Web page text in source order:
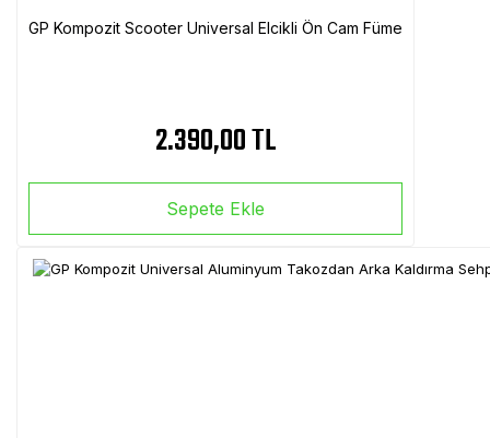
GP Kompozit Scooter Universal Elcikli Ön Cam Füme
2.390,00 TL
Sepete Ekle